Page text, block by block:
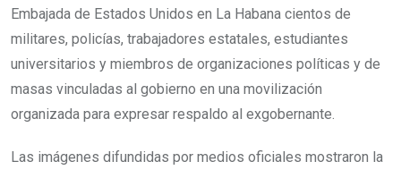
Embajada de Estados Unidos en La Habana cientos de
militares, policías, trabajadores estatales, estudiantes
universitarios y miembros de organizaciones políticas y de
masas vinculadas al gobierno en una movilización
organizada para expresar respaldo al exgobernante.
Las imágenes difundidas por medios oficiales mostraron la